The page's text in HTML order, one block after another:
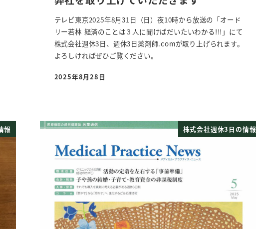
テレビ東京2025年8月31日（日）夜10時から放送の「オード
リー若林 経済のことは３人に聞けばだいたいわかる!!!」にて
株式会社週休3日、週休3日薬剤師.comが取り上げられます。
よろしければぜひご覧ください。
投稿日
2025年8月28日
報 株式会社週休3日の情報